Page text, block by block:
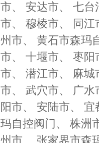
市、 安达市、 七
市、 穆棱市、 同
州市、 黄石市森玛
市、 十堰市、 枣
市、 潜江市、 麻
市、 武穴市、 广
阳市、 安陆市、
玛自控阀门、 株洲
州市、 张家界市森